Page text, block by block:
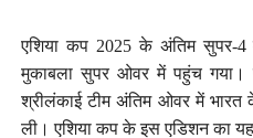
एशिया कप 2025 के अंतिम सुपर-
मुकाबला सुपर ओवर में पहुंच गया।
श्रीलंकाई टीम अंतिम ओवर में
ली। एशिया कप के इस एडिशन का